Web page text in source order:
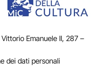
Emanuele II, 287 –
dei dati personali